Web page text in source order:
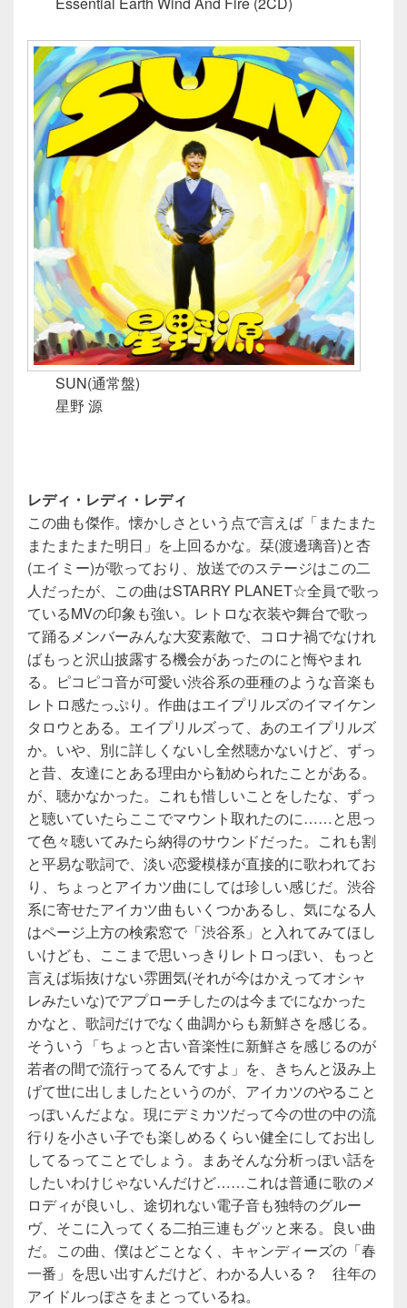
SUN(通常盤)
星野 源
レディ・レディ・レディ
この曲も傑作。懐かしさという点で言えば「またまた
またまたまた明日」を上回るかな。栞(渡邊璃音)と杏
(エイミー)が歌っており、放送でのステージはこの二
人だったが、この曲はSTARRY PLANET☆全員で歌っ
ているMVの印象も強い。レトロな衣装や舞台で歌っ
て踊るメンバーみんな大変素敵で、コロナ禍でなけれ
ばもっと沢山披露する機会があったのにと悔やまれ
る。ピコピコ音が可愛い渋谷系の亜種のような音楽も
レトロ感たっぷり。作曲はエイプリルズのイマイケン
タロウとある。エイプリルズって、あのエイプリルズ
か。いや、別に詳しくないし全然聴かないけど、ずっ
と昔、友達にとある理由から勧められたことがある。
が、聴かなかった。これも惜しいことをしたな、ずっ
と聴いていたらここでマウント取れたのに……と思っ
て色々聴いてみたら納得のサウンドだった。これも割
と平易な歌詞で、淡い恋愛模様が直接的に歌われてお
り、ちょっとアイカツ曲にしては珍しい感じだ。渋谷
系に寄せたアイカツ曲もいくつかあるし、気になる人
はページ上方の検索窓で「渋谷系」と入れてみてほし
いけども、ここまで思いっきりレトロっぽい、もっと
言えば垢抜けない雰囲気(それが今はかえってオシャ
レみたいな)でアプローチしたのは今までになかった
かなと、歌詞だけでなく曲調からも新鮮さを感じる。
そういう「ちょっと古い音楽性に新鮮さを感じるのが
若者の間で流行ってるんですよ」を、きちんと汲み上
げて世に出しましたというのが、アイカツのやること
っぽいんだよな。現にデミカツだって今の世の中の流
行りを小さい子でも楽しめるくらい健全にしてお出し
してるってことでしょう。まあそんな分析っぽい話を
したいわけじゃないんだけど……これは普通に歌のメ
ロディが良いし、途切れない電子音も独特のグルー
ヴ、そこに入ってくる二拍三連もグッと来る。良い曲
だ。この曲、僕はどことなく、キャンディーズの「春
一番」を思い出すんだけど、わかる人いる？ 往年の
アイドルっぽさをまとっているね。